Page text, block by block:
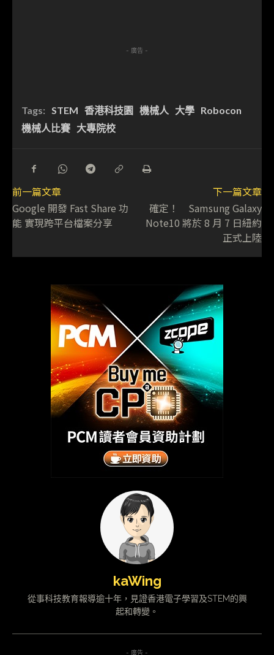
- 廣告 -
Tags: STEM 香港科技園 機械人 大學 Robocon
機械人比賽 大專院校
前一篇文章
Google 開發 Fast Share 功
能 實現跨平台檔案分享
下一篇文章
確定！ Samsung Galaxy
Note10 將於 8 月 7 日紐約
正式上陸
kaWing
從事科技教育報導逾十年，見證香港電子學習及STEM的興
起和轉變。
- 廣告 -